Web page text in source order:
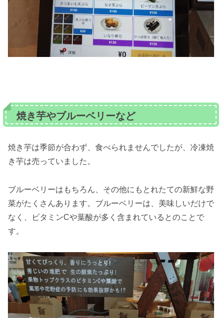
焼き芋やブルーベリーなど
焼き芋は季節が合わず、食べられませんでしたが、冷凍焼
き芋は売っていました。
ブルーベリーはもちろん、その他にもとれたての新鮮な野
菜がたくさんあります。ブルーベリーは、美味しいだけで
なく、ビタミンCや葉酸が多く含まれているとのことで
す。